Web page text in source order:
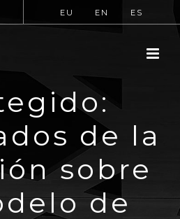
EU EN ES
de la
sobre
de